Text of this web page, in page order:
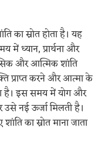
का स्रोत होता है। यह
ध्यान, प्रार्थना और
और आत्मिक शांति
प्राप्त करने और आत्मा के
है। इस समय में योग और
नई ऊर्जा मिलती है।
का स्रोत माना जाता